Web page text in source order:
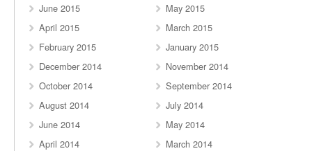
June 2015
May 2015
April 2015
March 2015
February 2015
January 2015
December 2014
November 2014
October 2014
September 2014
August 2014
July 2014
June 2014
May 2014
April 2014
March 2014